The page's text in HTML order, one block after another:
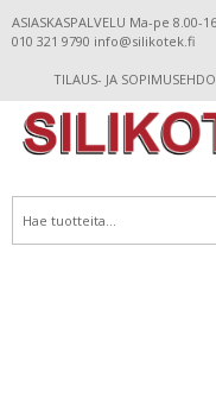
ASIASKASPALVELU Ma-pe 8.00-
010 321 9790 info@silikotek.fi
TILAUS- JA